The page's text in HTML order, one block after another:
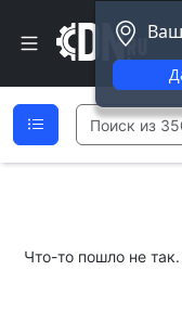
Что-то пошло не